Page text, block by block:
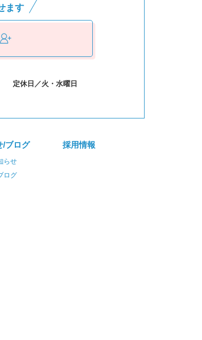
ます
定休日／火・水曜日
/ブログ
らせ
ログ
採⽤情報